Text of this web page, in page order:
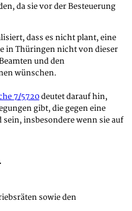
da sie vor der Besteuerung
dass es nicht plant, eine
in Thüringen nicht von dieser
und den
wünschen.
7/5720deutet darauf hin,
gibt, die gegen eine
insbesondere wenn sie auf
sowie den